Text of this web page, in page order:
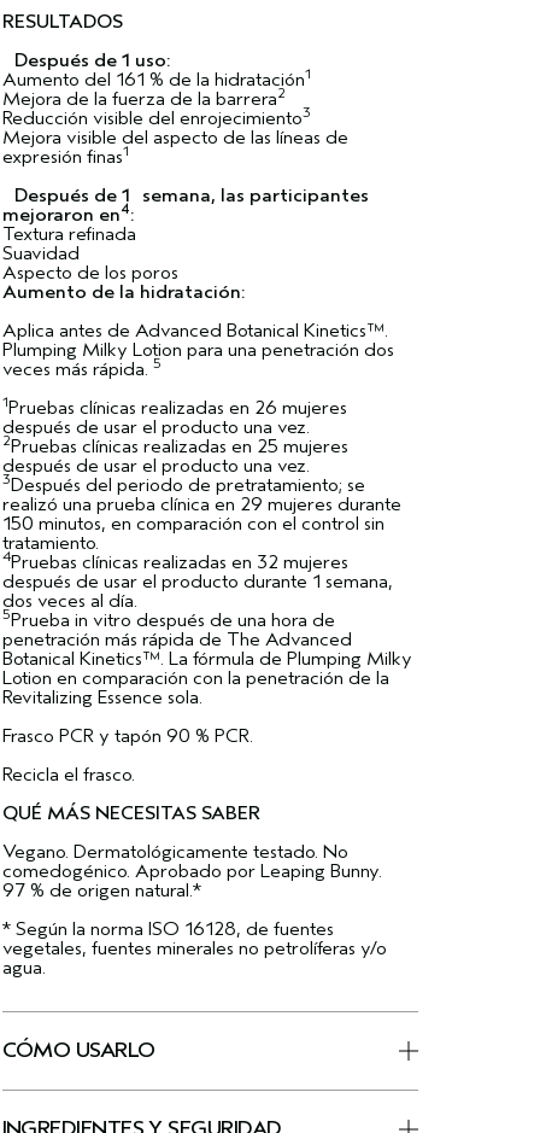
RESULTADOS
Después de 1 uso:
Aumento del 161 % de la hidratación1
Mejora de la fuerza de la barrera2
Reducción visible del enrojecimiento3
Mejora visible del aspecto de las líneas de
expresión finas1
Después de 1 semana, las participantes
mejoraron en4:
Textura refinada
Suavidad
Aspecto de los poros
Aumento de la hidratación:
Aplica antes de Advanced Botanical Kinetics™.
Plumping Milky Lotion para una penetración dos
veces más rápida. 5
1Pruebas clínicas realizadas en 26 mujeres
después de usar el producto una vez.
2Pruebas clínicas realizadas en 25 mujeres
después de usar el producto una vez.
3Después del periodo de pretratamiento; se
realizó una prueba clínica en 29 mujeres durante
150 minutos, en comparación con el control sin
tratamiento.
4Pruebas clínicas realizadas en 32 mujeres
después de usar el producto durante 1 semana,
dos veces al día.
5Prueba in vitro después de una hora de
penetración más rápida de The Advanced
Botanical Kinetics™. La fórmula de Plumping Milky
Lotion en comparación con la penetración de la
Revitalizing Essence sola.
Frasco PCR y tapón 90 % PCR.
Recicla el frasco.
QUÉ MÁS NECESITAS SABER
Vegano. Dermatológicamente testado. No
comedogénico. Aprobado por Leaping Bunny.
97 % de origen natural.*
* Según la norma ISO 16128, de fuentes
vegetales, fuentes minerales no petrolíferas y/o
agua.
CÓMO USARLO